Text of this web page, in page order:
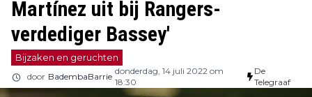
Martínez uit bij Rangers-
verdediger Bassey'
Bijzaken en geruchten
door BadembaBarrie
donderdag, 14 juli 2022 om
18:30
De
Telegraaf